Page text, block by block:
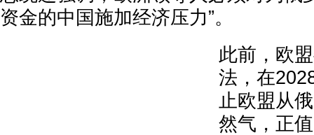
资金的中国施加经济压力”。
此前，欧
法，在
止欧盟从
然气，正